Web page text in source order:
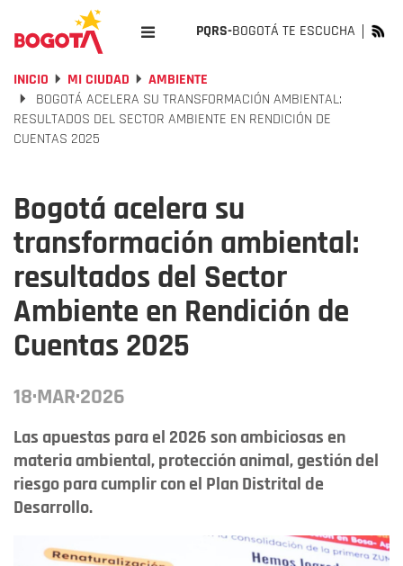
PQRS-BOGOTÁ TE ESCUCHA
INICIO MI CIUDAD
AMBIENTE
BOGOTÁ ACELERA SU TRANSFORMACIÓN AMBIENTAL:
RESULTADOS DEL SECTOR AMBIENTE EN RENDICIÓN DE
CUENTAS 2025
Bogotá acelera su
transformación ambiental:
resultados del Sector
Ambiente en Rendición de
Cuentas 2025
18·MAR·2026
Las apuestas para el 2026 son ambiciosas en
materia ambiental, protección animal, gestión del
riesgo para cumplir con el Plan Distrital de
Desarrollo.